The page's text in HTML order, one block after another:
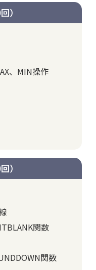
）
、MIN操作
）
関数
関数